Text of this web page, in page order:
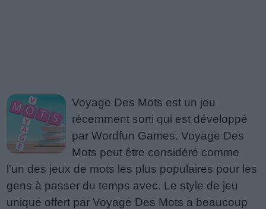
Voyage Des Mots est un jeu
récemment sorti qui est développé
par Wordfun Games. Voyage Des
Mots peut être considéré comme
l'un des jeux de mots les plus populaires pour les
gens à passer du temps avec. Le style de jeu
unique offert par Voyage Des Mots a beaucoup